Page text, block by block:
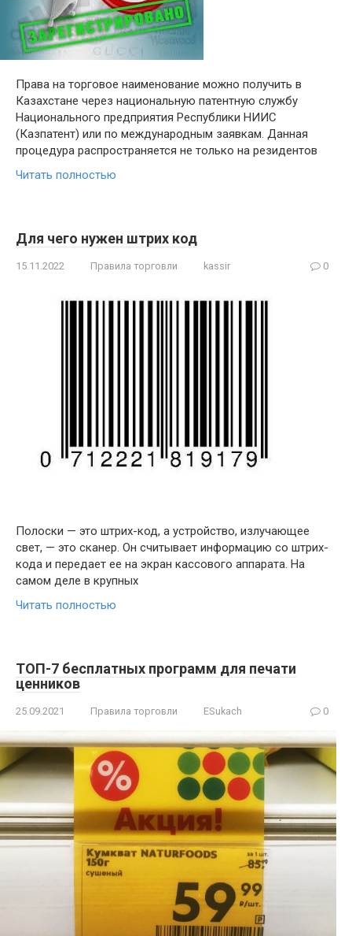
Права на торговое наименование можно получить в
Казахстане через национальную патентную службу
Национального предприятия Республики НИИС
(Казпатент) или по международным заявкам. Данная
процедура распространяется не только на резидентов
Читать полностью
Для чего нужен штрих код
15.11.2022 Правила торговли kassir 0
Полоски — это штрих-код, а устройство, излучающее
свет, — это сканер. Он считывает информацию со штрих-
кода и передает ее на экран кассового аппарата. На
самом деле в крупных
Читать полностью
ТОП-7 бесплатных программ для печати
ценников
25.09.2021 Правила торговли ESukach 0